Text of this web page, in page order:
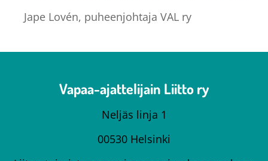
Jape Lovén, puheenjohtaja VAL ry
Vapaa-ajattelijain Liitto ry
Neljäs linja 1
00530 Helsinki